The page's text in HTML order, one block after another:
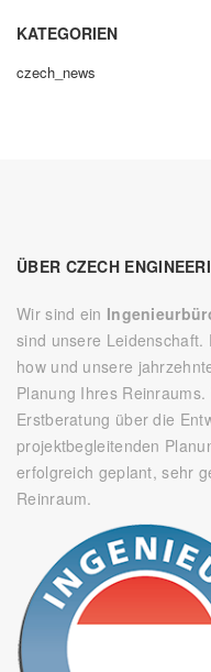
KATEGORIEN
czech_news
ÜBER CZECH
Wir sind ein
sind unsere Leidenschaft.
how und unsere
Planung Ihres
Erstberatung über die
projektbegleitenden
erfolgreich geplant, sehr
Reinraum.